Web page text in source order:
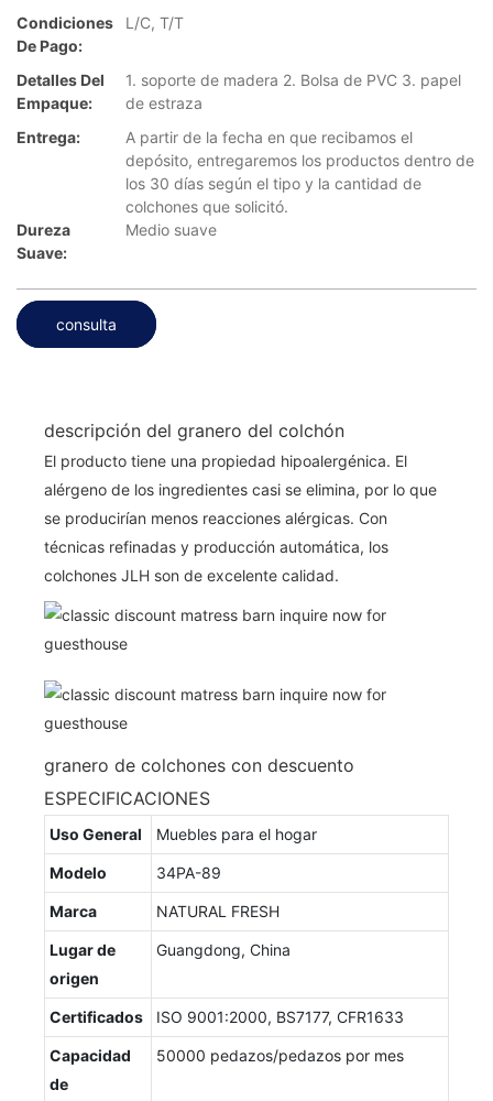
Condiciones
De Pago:
L/C, T/T
Detalles Del
Empaque:
1. soporte de madera 2. Bolsa de PVC 3. papel
de estraza
Entrega:
A partir de la fecha en que recibamos el
depósito, entregaremos los productos dentro de
los 30 días según el tipo y la cantidad de
colchones que solicitó.
Dureza
Suave:
Medio suave
consulta
descripción del granero del colchón
El producto tiene una propiedad hipoalergénica. El
alérgeno de los ingredientes casi se elimina, por lo que
se producirían menos reacciones alérgicas. Con
técnicas refinadas y producción automática, los
colchones JLH son de excelente calidad.
granero de colchones con descuento
ESPECIFICACIONES
Uso General Muebles para el hogar
Modelo 34PA-89
Marca NATURAL FRESH
Lugar de
origen
Guangdong, China
Certificados ISO 9001:2000, BS7177, CFR1633
Capacidad
de
50000 pedazos/pedazos por mes